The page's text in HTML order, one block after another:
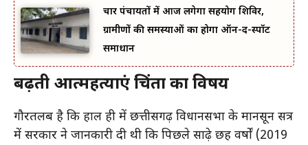
चार पंचायतों में आज लगेगा सहयोग शिविर,
ग्रामीणों की समस्याओं का होगा ऑन-द-स्पॉट
समाधान
बढ़ती आत्महत्याएं चिंता का विषय
गौरतलब है कि हाल ही में छत्तीसगढ़ विधानसभा के मानसून सत्र
में सरकार ने जानकारी दी थी कि पिछले साढ़े छह वर्षों (2019